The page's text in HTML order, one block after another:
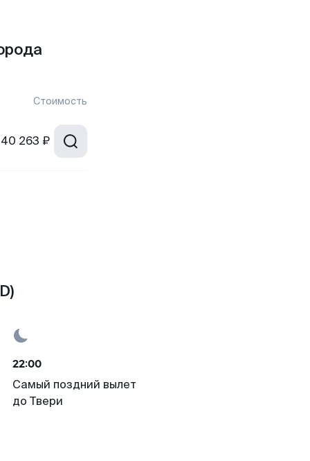
Стоимость
40 263 ₽
22:00
Самый поздний вылет
до Твери